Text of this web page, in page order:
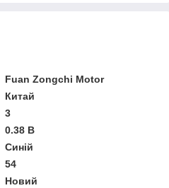
Fuan Zongchi Motor
Китай
3
0.38 В
Синій
54
Новий